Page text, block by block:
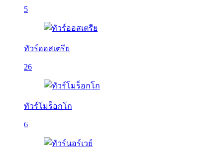
5
ทัวร์ออสเตรีย
26
ทัวร์โมร็อกโก
6